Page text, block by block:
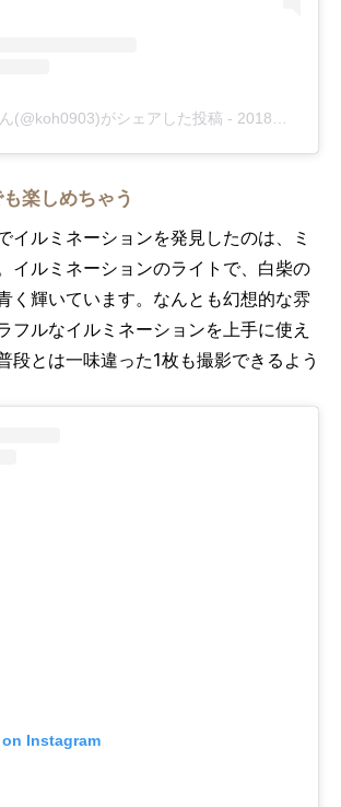
(@koh0903)がシェアした投稿 - 2018年12月月8日午前4時45分PST
楽しめちゃう
イルミネーションを発見したのは、ミ
イルミネーションのライトで、白柴の
く輝いています。なんとも幻想的な雰
フルなイルミネーションを上手に使え
段とは一味違った1枚も撮影できるよう
Instagram